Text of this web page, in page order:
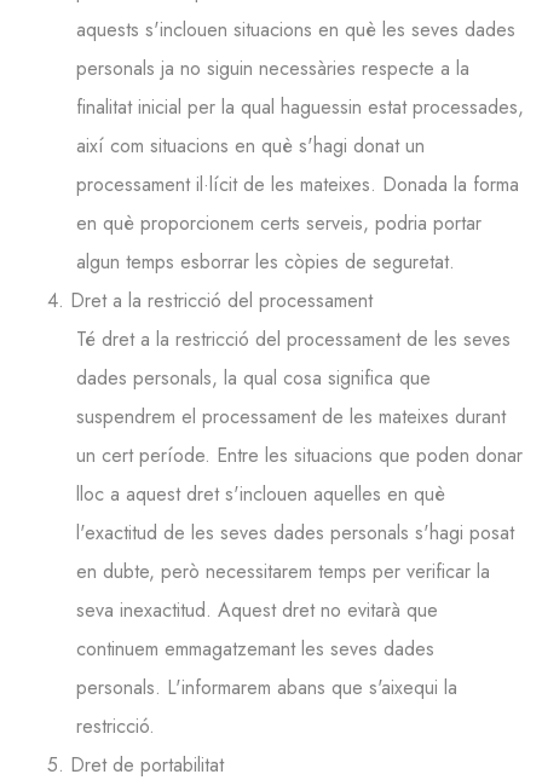
aquests s'inclouen situacions en què les seves dades
personals ja no siguin necessàries respecte a la
finalitat inicial per la qual haguessin estat processades,
així com situacions en què s'hagi donat un
processament il·lícit de les mateixes. Donada la forma
en què proporcionem certs serveis, podria portar
algun temps esborrar les còpies de seguretat.
4. Dret a la restricció del processament
Té dret a la restricció del processament de les seves
dades personals, la qual cosa significa que
suspendrem el processament de les mateixes durant
un cert període. Entre les situacions que poden donar
lloc a aquest dret s'inclouen aquelles en què
l'exactitud de les seves dades personals s'hagi posat
en dubte, però necessitarem temps per verificar la
seva inexactitud. Aquest dret no evitarà que
continuem emmagatzemant les seves dades
personals. L'informarem abans que s'aixequi la
restricció.
5. Dret de portabilitat